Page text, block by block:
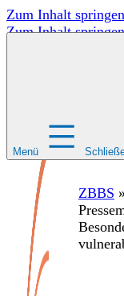
Zum Inhalt springen
Zum Inhalt springen
und
für
Menü
ZBBS »